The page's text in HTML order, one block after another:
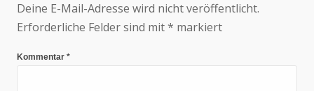
Deine E-Mail-Adresse wird nicht veröffentlicht.
Erforderliche Felder sind mit* markiert
Kommentar *